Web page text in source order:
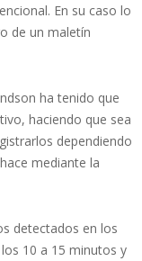
En su caso lo
de un maletín
ha tenido que
haciendo que sea
dependiendo
mediante la
detectados en los
10 a 15 minutos y